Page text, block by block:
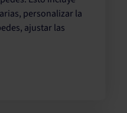
personalizar la
ajustar las